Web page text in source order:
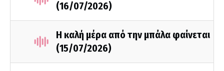
(16/07/2026)
Η καλή μέρα από την μπάλα φαίνεται
(15/07/2026)